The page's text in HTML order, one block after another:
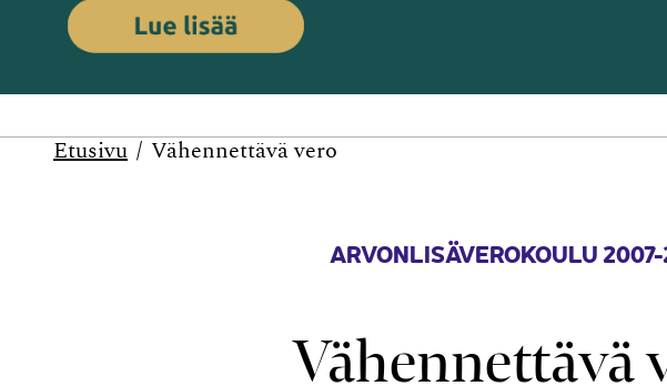
Etusivu Vähennettävä vero
ARVONLISÄVEROKOULU
Vähennettävä